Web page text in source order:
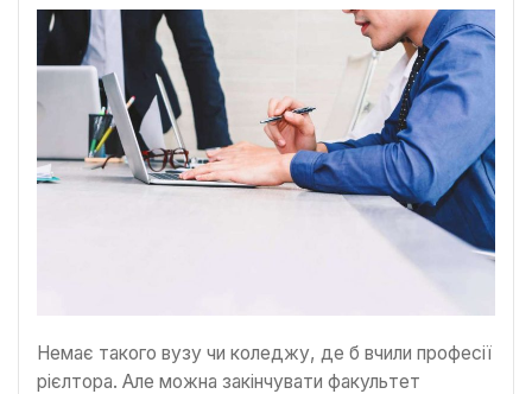
Немає такого вузу чи коледжу, де б вчили професії
рієлтора. Але можна закінчувати факультет